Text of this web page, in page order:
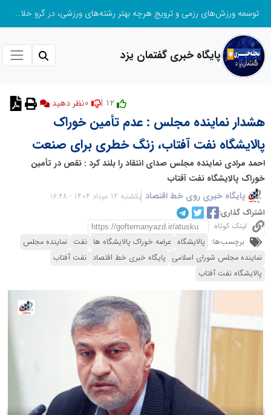
توسعه ورزش‌های رزمی و ترویج هرچه بهتر رشته‌های ورزشی، در گرو خلاقیت و نوآوری است
پایگاه خبری گفتمان یزد
نظر دهید
هشدار نماینده مجلس : عدم تأمین خوراک
پالایشگاه نفت آفتاب، زنگ خطری برای صنعت
احمد مرادی نماینده مجلس صدای انتقاد را بلند کرد : نقص در تأمین
خوراک پالایشگاه نفت آفتاب
پایگاه خبری روی خط اقتصاد یکشنبه 12 مرداد 1404 - 16:48
اشتراک گذاری:
لینک کوتاه
برچسب‌ها: پالایشگاه عرضه خوراک پالایشگاه ها نفت نماینده مجلس
نماینده مجلس شورای اسلامی پایگاه خبری خط اقتصاد نفت آفتاب
پالایشگاه نفت آفتاب